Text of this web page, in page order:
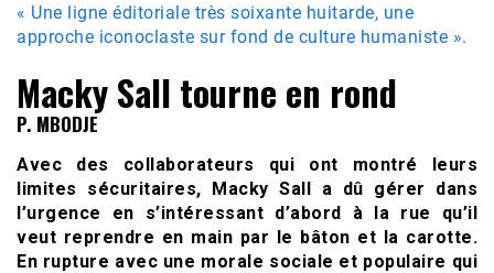
« Une ligne éditoriale très soixante huitarde, une
approche iconoclaste sur fond de culture humaniste ».
Macky Sall tourne en rond
P. MBODJE
Avec des collaborateurs qui ont montré leurs
limites sécuritaires, Macky Sall a dû gérer dans
l’urgence en s’intéressant d’abord à la rue qu’il
veut reprendre en main par le bâton et la carotte.
En rupture avec une morale sociale et populaire qui